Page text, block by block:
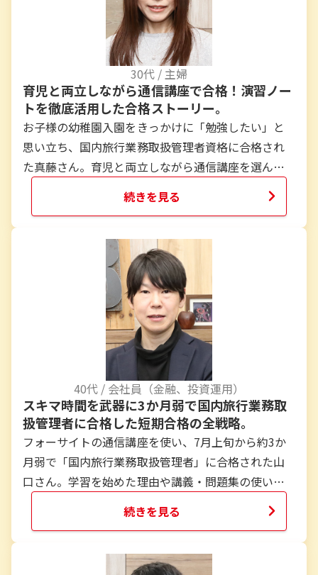
30代 /主婦
育児と両立しながら通信講座で合格！演習ノー
トを徹底活用した合格ストーリー。
お子様の幼稚園入園をきっかけに「勉強したい」と
思い立ち、国内旅行業務取扱管理者資格に合格され
た真藤さん。育児と両立しながら通信講座を選んだ
理由、テキストや講義の使い方、実際に効果のあっ
た演習ノートやスキマ時間の活用法まで、試験対策
続きを見る
40代 / 会社員（金融、投資運用）
スキマ時間を武器に3か月弱で国内旅行業務取
扱管理者に合格した短期合格の全戦略。
フォーサイトの通信講座を使い、7月上旬から約3か
月弱で「国内旅行業務取扱管理者」に合格された山
口さん。学習を始めた理由や講義・問題集の使い
方、追い込みで工夫した点や、実際の勉強ペースな
どを伺いました。これから受験を考えている方へ、
続きを見る